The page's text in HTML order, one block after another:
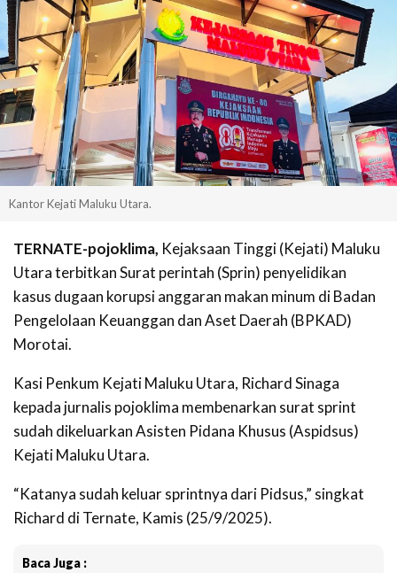
Kantor Kejati Maluku Utara.
TERNATE-pojoklima, Kejaksaan Tinggi (Kejati) Maluku
Utara terbitkan Surat perintah (Sprin) penyelidikan
kasus dugaan korupsi anggaran makan minum di Badan
Pengelolaan Keuanggan dan Aset Daerah (BPKAD)
Morotai.
Kasi Penkum Kejati Maluku Utara, Richard Sinaga
kepada jurnalis pojoklima membenarkan surat sprint
sudah dikeluarkan Asisten Pidana Khusus (Aspidsus)
Kejati Maluku Utara.
“Katanya sudah keluar sprintnya dari Pidsus,” singkat
Richard di Ternate, Kamis (25/9/2025).
Baca Juga :